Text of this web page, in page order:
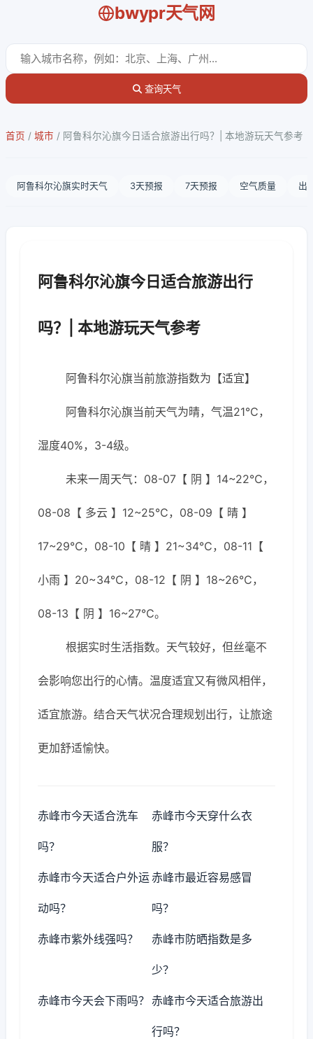
bwypr天气网
查询天气
首页 / 城市 / 阿鲁科尔沁旗今日适合旅游出行吗？| 本地游玩天气参考
阿鲁科尔沁旗实时天气 3天预报 7天预报 空气质量 出
阿鲁科尔沁旗今日适合旅游出行
吗？| 本地游玩天气参考
阿鲁科尔沁旗当前旅游指数为【适宜】
阿鲁科尔沁旗当前天气为晴，气温21℃，
湿度40%，3-4级。
未来一周天气：08-07【 阴 】14~22℃，
08-08【 多云 】12~25℃，08-09【 晴 】
17~29℃，08-10【 晴 】21~34℃，08-11【
小雨 】20~34℃，08-12【 阴 】18~26℃，
08-13【 阴 】16~27℃。
根据实时生活指数。天气较好，但丝毫不
会影响您出行的心情。温度适宜又有微风相伴，
适宜旅游。结合天气状况合理规划出行，让旅途
更加舒适愉快。
赤峰市今天适合洗车
吗？
赤峰市今天穿什么衣
服？
赤峰市今天适合户外运
动吗？
赤峰市最近容易感冒
吗？
赤峰市紫外线强吗？ 赤峰市防晒指数是多
少？
赤峰市今天会下雨吗？ 赤峰市今天适合旅游出
行吗？